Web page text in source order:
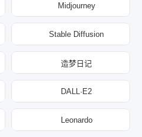
Midjourney
Stable Diffusion
造梦日记
DALL·E2
Leonardo